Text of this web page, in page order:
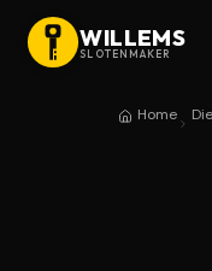
WILLEMS
SLOTENMAKER
Home